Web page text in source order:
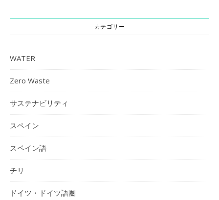
カテゴリー
WATER
Zero Waste
サステナビリティ
スペイン
スペイン語
チリ
ドイツ・ドイツ語圏